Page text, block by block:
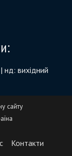
вихідний
сайту
Контакти